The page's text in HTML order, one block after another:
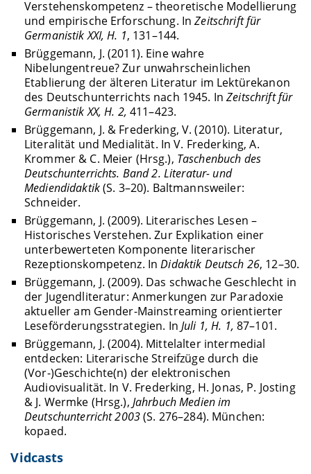
Verstehenskompetenz – theoretische Modellierung
und empirische Erforschung. InZeitschrift für
Germanistik XXI, H. 1, 131–144.
Brüggemann, J. (2011). Eine wahre
Nibelungentreue? Zur unwahrscheinlichen
Etablierung der älteren Literatur im Lektürekanon
des Deutschunterrichts nach 1945. InZeitschrift für
Germanistik XX, H. 2, 411–423.
Brüggemann, J. & Frederking, V. (2010). Literatur,
Literalität und Medialität. In V. Frederking, A.
Krommer & C. Meier (Hrsg.), Taschenbuch des
Deutschunterrichts. Band 2. Literatur- und
Mediendidaktik(S. 3–20). Baltmannsweiler:
Schneider.
Brüggemann, J. (2009). Literarisches Lesen –
Historisches Verstehen. Zur Explikation einer
unterbewerteten Komponente literarischer
Rezeptionskompetenz. InDidaktik Deutsch 26, 12–30.
Brüggemann, J. (2009). Das schwache Geschlecht in
der Jugendliteratur: Anmerkungen zur Paradoxie
aktueller am Gender-Mainstreaming orientierter
Leseförderungsstrategien. InJuli 1, H. 1, 87–101.
Brüggemann, J. (2004). Mittelalter intermedial
entdecken: Literarische Streifzüge durch die
(Vor-)Geschichte(n) der elektronischen
Audiovisualität. In V. Frederking, H. Jonas, P. Josting
& J. Wermke (Hrsg.), Jahrbuch Medien im
Deutschunterricht 2003(S. 276–284). München:
kopaed.
Vidcasts